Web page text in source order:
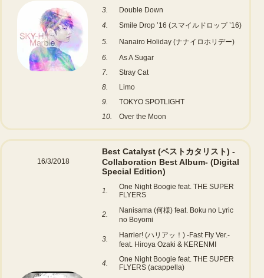
3.
Double Down
4.
Smile Drop ’16 (スマイルドロップ ’16)
5.
Nanairo Holiday (ナナイロホリデー)
6.
As A Sugar
7.
Stray Cat
8.
Limo
9.
TOKYO SPOTLIGHT
10.
Over the Moon
16/3/2018
Best Catalyst (ベストカタリスト) -
Collaboration Best Album- (Digital
Special Edition)
1.
One Night Boogie feat. THE SUPER
FLYERS
2.
Nanisama (何様) feat. Boku no Lyric
no Boyomi
3.
Harrier! (ハリアッ！) -Fast Fly Ver.-
feat. Hiroya Ozaki & KERENMI
4.
One Night Boogie feat. THE SUPER
FLYERS (acappella)